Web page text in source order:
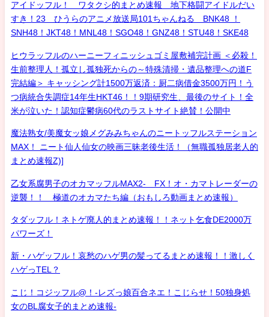
アイドッフル！ ワタクシ的まとめ速報 地下格闘アイドルだい
すき！23 ひうらのアニメ放送局101ちゃんねる BNK48 ！
SNH48！JKT48！MNL48！SGO48！GNZ48！STU48！SKE48
ヒウラッフルのハーニーフィニッシュゴミ屋敷補完計画 ＜必殺！
生前整理人！孤立し孤独死からの～特殊清掃・遺品整理への道F
完結編＞ キャッシング計1500万返済：厨二病借金3500万円！う
つ病統合失調症14年生HKT46！！9期研究生、最後のサイト！全
米が泣いた！認知症鬱病60代のラストサイト絶賛！公開中
魔法熟女/美魔女ッ娘メグみみちゃんのニートッフルステーション
MAX！ ニート仙人仙女の映画三昧老後生活！（無職孤独居老人的
まとめ速報Z)]
乙女系腐男子のオカマッフルMAX2- FX！オ・カマトレーダーの
逆襲！！ 極道のオカマたち編（おもしろ動画まとめ速報）
タダッフル！ネトゲ廃人的まとめ速報！！ネット乞食DE2000万
パワーズ！
新・ハゲッフル！哀愁のハゲ男の髪ってるまとめ速報！！激しく
ハゲっTEL？
こじ！コジッフル@！-レズっ娘百合ネエ！こじらせ！50独身処
女のBL腐女子的まとめ速報-